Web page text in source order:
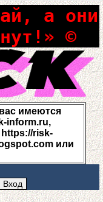
а они
©
имеются
inform.ru,
risk-
или